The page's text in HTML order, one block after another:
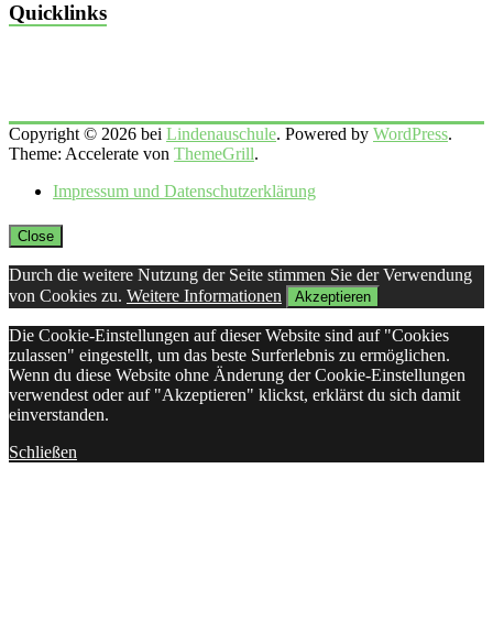
Quicklinks
Copyright © 2026 bei Lindenauschule. Powered by WordPress.
Theme: Accelerate von ThemeGrill.
Impressum und Datenschutzerklärung
Close
Durch die weitere Nutzung der Seite stimmen Sie der Verwendung
von Cookies zu. Weitere Informationen Akzeptieren
Die Cookie-Einstellungen auf dieser Website sind auf "Cookies
zulassen" eingestellt, um das beste Surferlebnis zu ermöglichen.
Wenn du diese Website ohne Änderung der Cookie-Einstellungen
verwendest oder auf "Akzeptieren" klickst, erklärst du sich damit
einverstanden.
Schließen